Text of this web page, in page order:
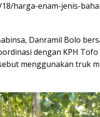
harga-enam-jenis-
Danramil Bolo
dengan KPH
menggunakan truk